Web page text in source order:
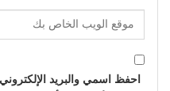
احفظ اسمي والبريد